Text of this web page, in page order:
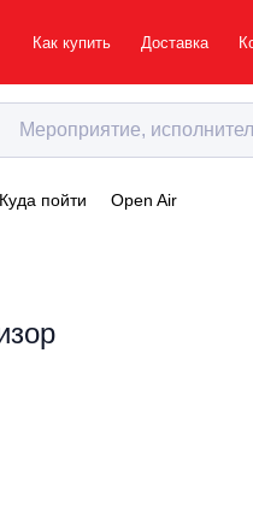
Как купить Доставка
Куда пойти Open Air